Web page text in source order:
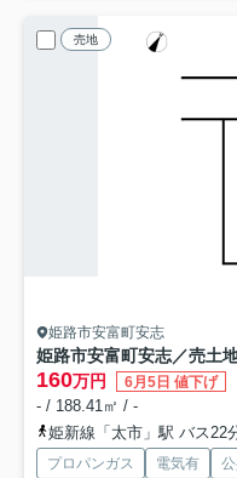
売地
姫路市安富町安志
姫路市安富町安志／売土
160万円 6月5日 値下げ
- / 188.41㎡ / -
姫新線「太市」駅 バス22
プロパンガス 電気有